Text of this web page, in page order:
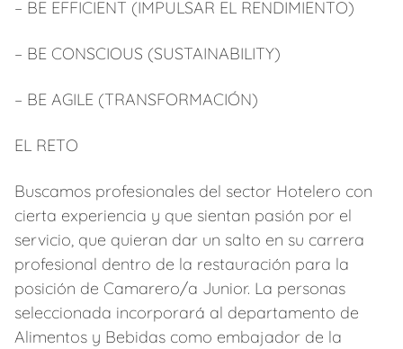
– BE EFFICIENT (IMPULSAR EL RENDIMIENTO)
– BE CONSCIOUS (SUSTAINABILITY)
– BE AGILE (TRANSFORMACIÓN)
EL RETO
Buscamos profesionales del sector Hotelero con
cierta experiencia y que sientan pasión por el
servicio, que quieran dar un salto en su carrera
profesional dentro de la restauración para la
posición de Camarero/a Junior. La personas
seleccionada incorporará al departamento de
Alimentos y Bebidas como embajador de la